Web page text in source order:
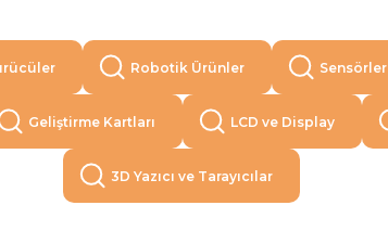
Robotik Ürünler Sensörler
Geliştirme Kartları LCD ve Display
3D Yazıcı ve Tarayıcılar